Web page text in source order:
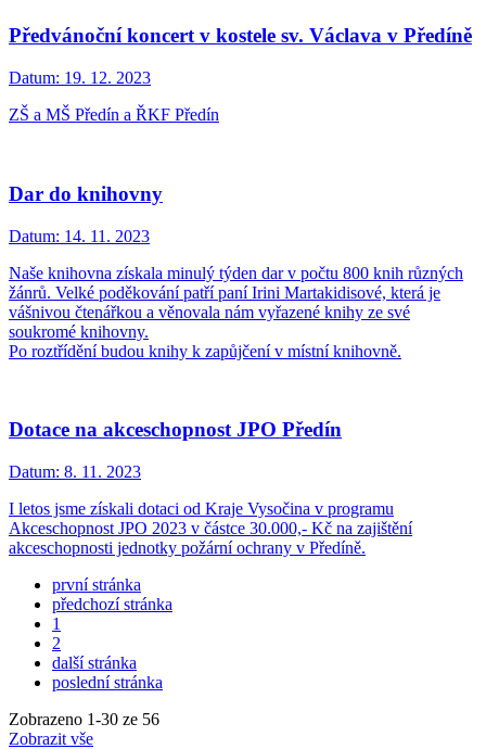
Předvánoční koncert v kostele sv. Václava v Předíně
Datum: 19. 12. 2023
ZŠ a MŠ Předín a ŘKF Předín
Dar do knihovny
Datum: 14. 11. 2023
Naše knihovna získala minulý týden dar v počtu 800 knih různých
žánrů. Velké poděkování patří paní Irini Martakidisové, která je
vášnivou čtenářkou a věnovala nám vyřazené knihy ze své
soukromé knihovny.
Po roztřídění budou knihy k zapůjčení v místní knihovně.
Dotace na akceschopnost JPO Předín
Datum: 8. 11. 2023
I letos jsme získali dotaci od Kraje Vysočina v programu
Akceschopnost JPO 2023 v částce 30.000,- Kč na zajištění
akceschopnosti jednotky požární ochrany v Předíně.
první stránka
předchozí stránka
1
2
další stránka
poslední stránka
Zobrazeno 1-30 ze 56
Zobrazit vše